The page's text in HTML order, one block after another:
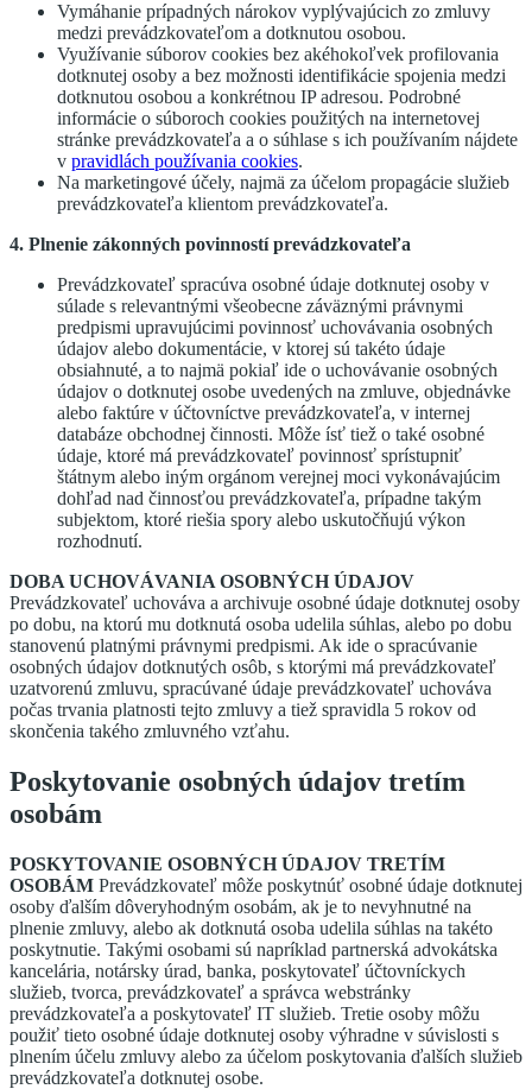
Vymáhanie prípadných nárokov vyplývajúcich zo zmluvy
medzi prevádzkovateľom a dotknutou osobou.
Využívanie súborov cookies bez akéhokoľvek profilovania
dotknutej osoby a bez možnosti identifikácie spojenia medzi
dotknutou osobou a konkrétnou IP adresou. Podrobné
informácie o súboroch cookies použitých na internetovej
stránke prevádzkovateľa a o súhlase s ich používaním nájdete
v pravidlách používania cookies.
Na marketingové účely, najmä za účelom propagácie služieb
prevádzkovateľa klientom prevádzkovateľa.
4. Plnenie zákonných povinností prevádzkovateľa
Prevádzkovateľ spracúva osobné údaje dotknutej osoby v
súlade s relevantnými všeobecne záväznými právnymi
predpismi upravujúcimi povinnosť uchovávania osobných
údajov alebo dokumentácie, v ktorej sú takéto údaje
obsiahnuté, a to najmä pokiaľ ide o uchovávanie osobných
údajov o dotknutej osobe uvedených na zmluve, objednávke
alebo faktúre v účtovníctve prevádzkovateľa, v internej
databáze obchodnej činnosti. Môže ísť tiež o také osobné
údaje, ktoré má prevádzkovateľ povinnosť sprístupniť
štátnym alebo iným orgánom verejnej moci vykonávajúcim
dohľad nad činnosťou prevádzkovateľa, prípadne takým
subjektom, ktoré riešia spory alebo uskutočňujú výkon
rozhodnutí.
DOBA UCHOVÁVANIA OSOBNÝCH ÚDAJOV
Prevádzkovateľ uchováva a archivuje osobné údaje dotknutej osoby
po dobu, na ktorú mu dotknutá osoba udelila súhlas, alebo po dobu
stanovenú platnými právnymi predpismi. Ak ide o spracúvanie
osobných údajov dotknutých osôb, s ktorými má prevádzkovateľ
uzatvorenú zmluvu, spracúvané údaje prevádzkovateľ uchováva
počas trvania platnosti tejto zmluvy a tiež spravidla 5 rokov od
skončenia takého zmluvného vzťahu.
Poskytovanie osobných údajov tretím
osobám
POSKYTOVANIE OSOBNÝCH ÚDAJOV TRETÍM
OSOBÁM Prevádzkovateľ môže poskytnúť osobné údaje dotknutej
osoby ďalším dôveryhodným osobám, ak je to nevyhnutné na
plnenie zmluvy, alebo ak dotknutá osoba udelila súhlas na takéto
poskytnutie. Takými osobami sú napríklad partnerská advokátska
kancelária, notársky úrad, banka, poskytovateľ účtovníckych
služieb, tvorca, prevádzkovateľ a správca webstránky
prevádzkovateľa a poskytovateľ IT služieb. Tretie osoby môžu
použiť tieto osobné údaje dotknutej osoby výhradne v súvislosti s
plnením účelu zmluvy alebo za účelom poskytovania ďalších služieb
prevádzkovateľa dotknutej osobe.